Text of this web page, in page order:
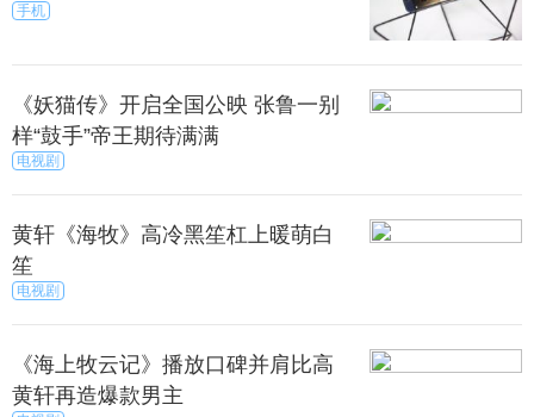
手机
《妖猫传》开启全国公映 张鲁一别
样“鼓手”帝王期待满满
电视剧
黄轩《海牧》高冷黑笙杠上暖萌白
笙
电视剧
《海上牧云记》播放口碑并肩比高
黄轩再造爆款男主